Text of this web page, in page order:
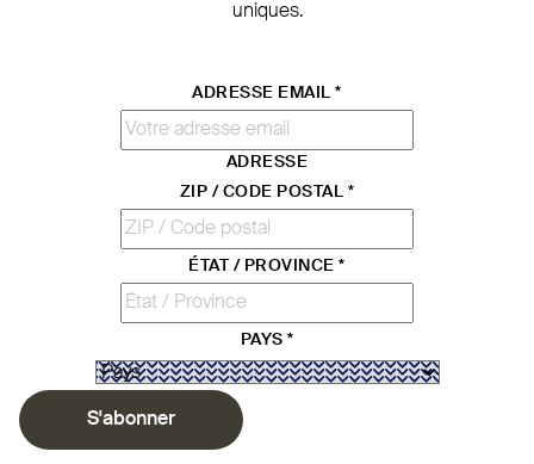
uniques.
ADRESSE EMAIL*
ADRESSE
ZIP / CODE POSTAL *
ÉTAT / PROVINCE*
PAYS *
S'abonner